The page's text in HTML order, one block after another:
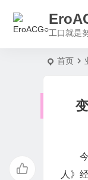
工口就是
首页
人》